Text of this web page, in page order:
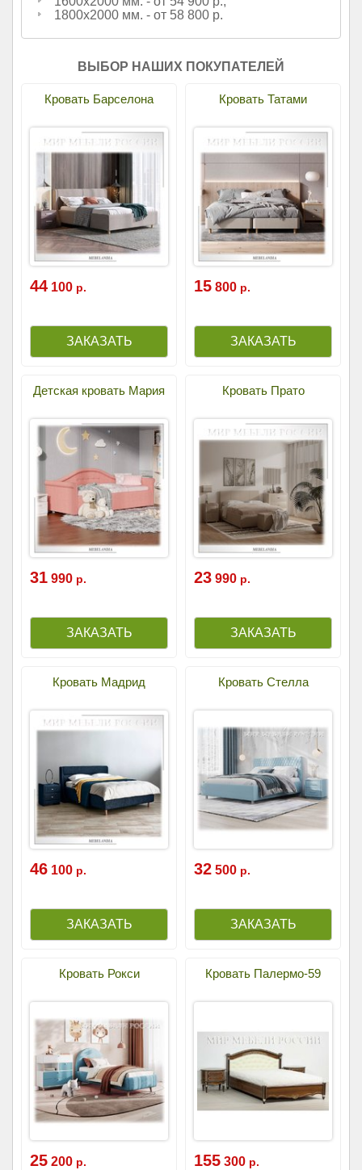
1800х2000 мм. - от 58 800 р.
ВЫБОР НАШИХ ПОКУПАТЕЛЕЙ
Кровать Барселона
44 100 р.
Кровать Татами
15 800 р.
Детская кровать Мария
31 990 р.
Кровать Прато
23 990 р.
Кровать Мадрид
46 100 р.
Кровать Стелла
32 500 р.
Кровать Рокси
25 200 р.
Кровать Палермо-59
155 300 р.